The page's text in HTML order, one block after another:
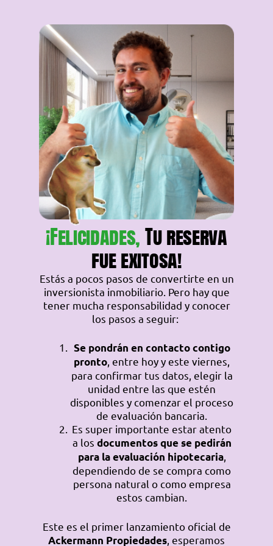
¡Felicidades,Tu reserva
fue exitosa!
Estás a pocos pasos de convertirte en un
inversionista inmobiliario. Pero hay que
tener mucha responsabilidad y conocer
los pasos a seguir:
Se pondrán en contacto contigo
pronto, entre hoy y este viernes,
para confirmar tus datos, elegir la
unidad entre las que estén
disponibles y comenzar el proceso
de evaluación bancaria.
Es super importante estar atento
a los documentos que se pedirán
para la evaluación hipotecaria,
dependiendo de se compra como
persona natural o como empresa
estos cambian.
Este es el primer lanzamiento oficial de
Ackermann Propiedades , esperamos